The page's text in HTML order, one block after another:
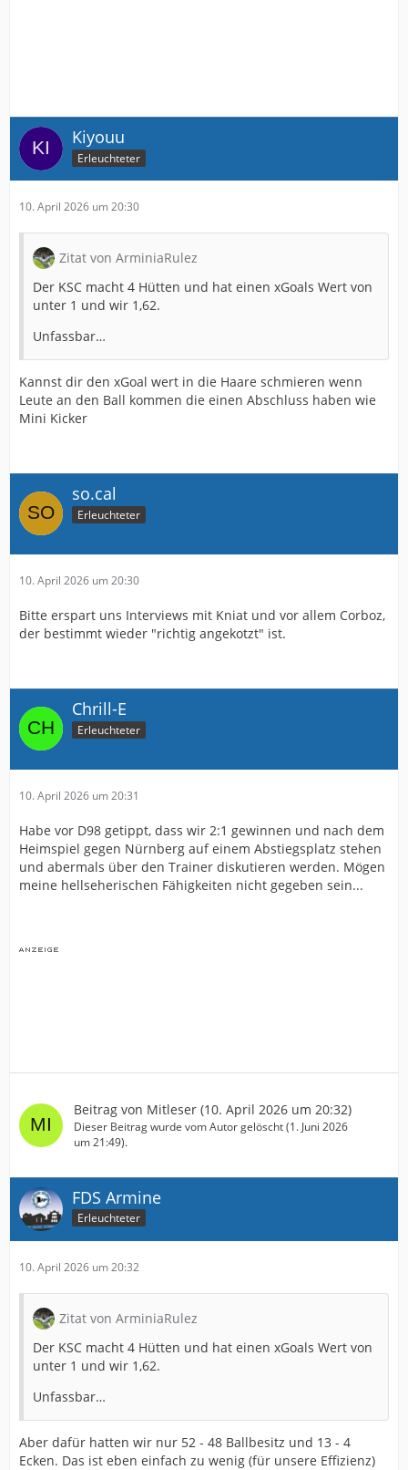
Kiyouu
Erleuchteter
10. April 2026 um 20:30
Zitat von ArminiaRulez
Der KSC macht 4 Hütten und hat einen xGoals Wert von
unter 1 und wir 1,62.
Unfassbar…
Kannst dir den xGoal wert in die Haare schmieren wenn
Leute an den Ball kommen die einen Abschluss haben wie
Mini Kicker
so.cal
Erleuchteter
10. April 2026 um 20:30
Bitte erspart uns Interviews mit Kniat und vor allem Corboz,
der bestimmt wieder "richtig angekotzt" ist.
Chrill-E
Erleuchteter
10. April 2026 um 20:31
Habe vor D98 getippt, dass wir 2:1 gewinnen und nach dem
Heimspiel gegen Nürnberg auf einem Abstiegsplatz stehen
und abermals über den Trainer diskutieren werden. Mögen
meine hellseherischen Fähigkeiten nicht gegeben sein...
Beitrag von Mitleser (10. April 2026 um 20:32)
Dieser Beitrag wurde vom Autor gelöscht (1. Juni 2026
um 21:49).
FDS Armine
Erleuchteter
10. April 2026 um 20:32
Zitat von ArminiaRulez
Der KSC macht 4 Hütten und hat einen xGoals Wert von
unter 1 und wir 1,62.
Unfassbar…
Aber dafür hatten wir nur 52 - 48 Ballbesitz und 13 - 4
Ecken. Das ist eben einfach zu wenig (für unsere Effizienz)